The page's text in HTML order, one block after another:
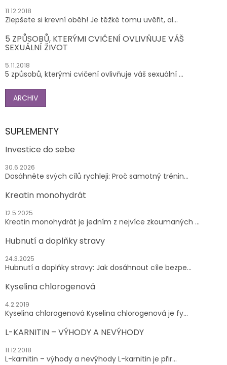
11.12.2018
Zlepšete si krevní oběh! Je těžké tomu uvěřit, al...
5 ZPŮSOBŮ, KTERÝMI CVIČENÍ OVLIVŇUJE VÁŠ
SEXUÁLNÍ ŽIVOT
5.11.2018
5 způsobů, kterými cvičení ovlivňuje váš sexuální ...
ARCHIV
SUPLEMENTY
Investice do sebe
30.6.2026
Dosáhněte svých cílů rychleji: Proč samotný trénin...
Kreatin monohydrát
12.5.2025
Kreatin monohydrát je jedním z nejvíce zkoumaných ...
Hubnutí a doplňky stravy
24.3.2025
Hubnutí a doplňky stravy: Jak dosáhnout cíle bezpe...
Kyselina chlorogenová
4.2.2019
Kyselina chlorogenová Kyselina chlorogenová je fy...
L-KARNITIN – VÝHODY A NEVÝHODY
11.12.2018
L-karnitin – výhody a nevýhody L-karnitin je přir...